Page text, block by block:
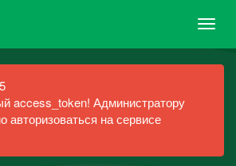
access_token! Администратору
авторизоваться на сервисе